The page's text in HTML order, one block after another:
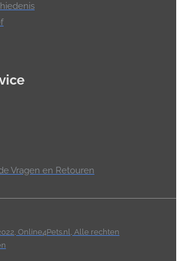
Vragen en Retouren
Online4Pets.nl, Alle rechten